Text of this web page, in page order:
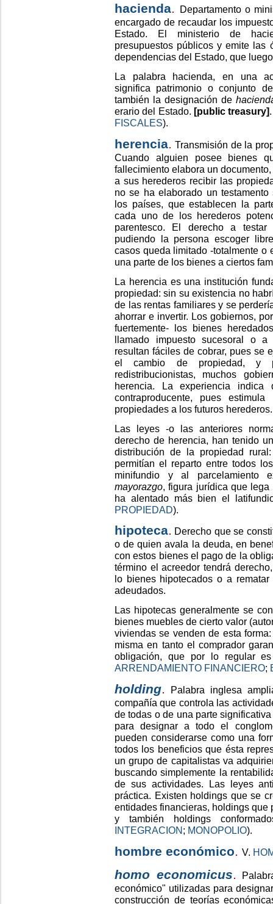
hacienda.
Departamento o
encargado de recaudar los
Estado. El ministerio de
presupuestos públicos y emite las
dependencias del Estado, que
La palabra hacienda, en una
significa patrimonio o conjunto
también la designación de
erario del Estado. [public treasury]
FISCALES).
herencia. Transmisión de la
Cuando alguien posee bienes
fallecimiento elabora un
a sus herederos recibir las
no se ha elaborado un
los países, que establecen la
cada uno de los herederos
parentesco. El derecho a
pudiendo la persona escoger
casos queda limitado -totalmente o
una parte de los bienes a ciertos
La herencia es una institución
propiedad: sin su existencia no
de las rentas familiares y se
ahorrar e invertir. Los gobiernos,
fuertemente- los bienes
llamado impuesto sucesoral o
resultan fáciles de cobrar, pues se
el cambio de propiedad, y
redistribucionistas, muchos
herencia. La experiencia indica
contraproducente, pues
propiedades a los futuros herederos.
Las leyes -o las anteriores
derecho de herencia, han tenido
distribución de la propiedad
permitían el reparto entre todos
minifundio y al parcelamiento
mayorazgo, figura jurídica que
ha alentado más bien el
PROPIEDAD).
hipoteca. Derecho que se
o de quien avala la deuda, en
con estos bienes el pago de la
término el acreedor tendrá
lo bienes hipotecados o a
adeudados.
Las hipotecas generalmente se
bienes muebles de cierto valor
viviendas se venden de esta
misma en tanto el comprador
obligación, que por lo regular
ARRENDAMIENTO FINANCIERO;
holding.
Palabra inglesa
compañía que controla las
de todas o de una parte
para designar a todo el
pueden considerarse como una
todos los beneficios que ésta
un grupo de capitalistas va
buscando simplemente la
de sus actividades. Las leyes
práctica. Existen holdings que se
entidades financieras, holdings que
y también holdings
INTEGRACION; MONOPOLIO).
hombre económico. V.
homo economicus.
económico" utilizadas para
construcción de teorías